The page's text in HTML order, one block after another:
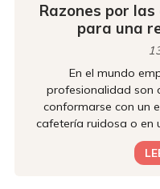
Razones por
para una
En el mundo
profesionalidad son
conformarse con un
cafetería ruidosa o en
puedes ofrecer a tu
trabajo excepcional?